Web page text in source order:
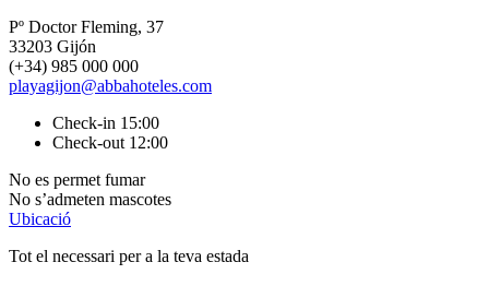
Pº Doctor Fleming, 37
33203 Gijón
(+34) 985 000 000
playagijon@abbahoteles.com
Check-in 15:00
Check-out 12:00
No es permet fumar
No s’admeten mascotes
Ubicació
Tot el necessari per a la teva estada